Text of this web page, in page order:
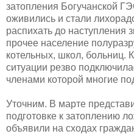
затопления Богучанской
оживились и стали
распихать до наступления
прочее население
котельных, школ, больниц.
ситуации резво
членами которой многие
Уточним. В марте
подготовке к затоплению
объявили на сходах